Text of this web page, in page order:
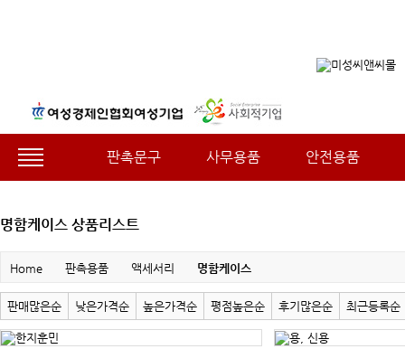
판촉문구 사무용품 안전용품
명함케이스 상품리스트
Home 판촉용품 액세서리 명함케이스
판매많은순 낮은가격순 높은가격순 평점높은순 후기많은순 최근등록순